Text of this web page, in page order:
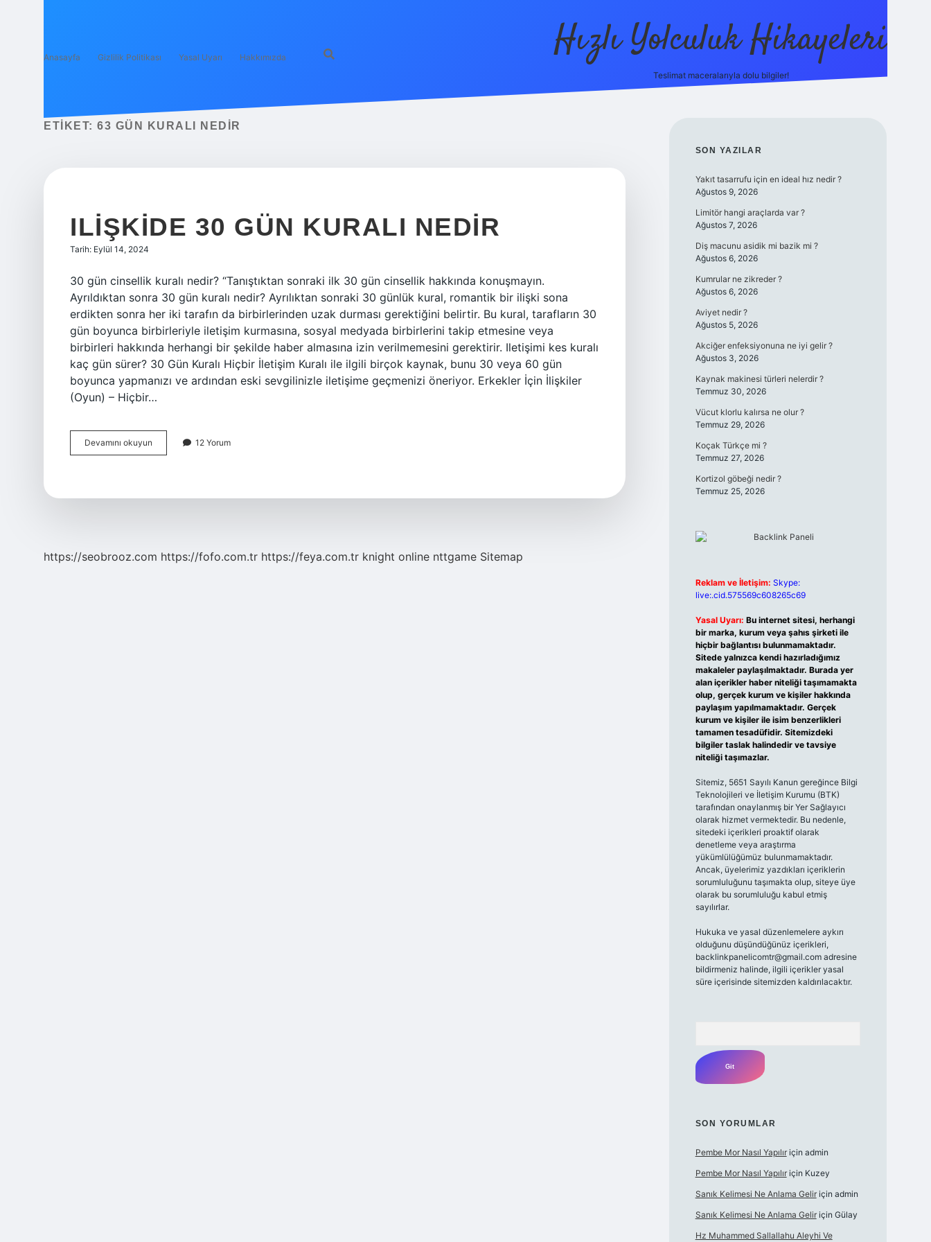
Anasayfa Gizlilik Politikası Yasal Uyarı Hakkımızda Hızlı Yolculuk Hikayeleri
Teslimat maceralarıyla dolu bilgiler!
ETIKET: 63 GÜN KURALI NEDIR
ILIŞKIDE 30 GÜN KURALI NEDIR
Tarih: Eylül 14, 2024
30 gün cinsellik kuralı nedir? “Tanıştıktan sonraki ilk 30 gün cinsellik hakkında konuşmayın.
Ayrıldıktan sonra 30 gün kuralı nedir? Ayrılıktan sonraki 30 günlük kural, romantik bir ilişki sona
erdikten sonra her iki tarafın da birbirlerinden uzak durması gerektiğini belirtir. Bu kural, tarafların 30
gün boyunca birbirleriyle iletişim kurmasına, sosyal medyada birbirlerini takip etmesine veya
birbirleri hakkında herhangi bir şekilde haber almasına izin verilmemesini gerektirir. Iletişimi kes kuralı
kaç gün sürer? 30 Gün Kuralı Hiçbir İletişim Kuralı ile ilgili birçok kaynak, bunu 30 veya 60 gün
boyunca yapmanızı ve ardından eski sevgilinizle iletişime geçmenizi öneriyor. Erkekler İçin İlişkiler
(Oyun) – Hiçbir…
Devamını okuyun
30
12 Yorum
https://seobrooz.com https://fofo.com.tr https://feya.com.tr knight online nttgame Sitemap
SIDEBAR
SON YAZILAR
Yakıt tasarrufu için en ideal hız nedir ?
Ağustos 9, 2026
Limitör hangi araçlarda var ?
Ağustos 7, 2026
Diş macunu asidik mi bazik mi ?
Ağustos 6, 2026
Kumrular ne zikreder ?
Ağustos 6, 2026
Aviyet nedir ?
Ağustos 5, 2026
Akciğer enfeksiyonuna ne iyi gelir ?
Ağustos 3, 2026
Kaynak makinesi türleri nelerdir ?
Temmuz 30, 2026
Vücut klorlu kalırsa ne olur ?
Temmuz 29, 2026
Koçak Türkçe mi ?
Temmuz 27, 2026
Kortizol göbeği nedir ?
Temmuz 25, 2026
Reklam ve İletişim: Skype:
live:.cid.575569c608265c69
Yasal Uyarı: Bu internet sitesi, herhangi
bir marka, kurum veya şahıs şirketi ile
hiçbir bağlantısı bulunmamaktadır.
Sitede yalnızca kendi hazırladığımız
makaleler paylaşılmaktadır. Burada yer
alan içerikler haber niteliği taşımamakta
olup, gerçek kurum ve kişiler hakkında
paylaşım yapılmamaktadır. Gerçek
kurum ve kişiler ile isim benzerlikleri
tamamen tesadüfidir. Sitemizdeki
bilgiler taslak halindedir ve tavsiye
niteliği taşımazlar.
Sitemiz, 5651 Sayılı Kanun gereğince Bilgi
Teknolojileri ve İletişim Kurumu (BTK)
tarafından onaylanmış bir Yer Sağlayıcı
olarak hizmet vermektedir. Bu nedenle,
sitedeki içerikleri proaktif olarak
denetleme veya araştırma
yükümlülüğümüz bulunmamaktadır.
Ancak, üyelerimiz yazdıkları içeriklerin
sorumluluğunu taşımakta olup, siteye üye
olarak bu sorumluluğu kabul etmiş
sayılırlar.
Hukuka ve yasal düzenlemelere aykırı
olduğunu düşündüğünüz içerikleri,
backlinkpanelicomtr@gmail.comadresine
bildirmeniz halinde, ilgili içerikler yasal
süre içerisinde sitemizden kaldırılacaktır.
SON YORUMLAR
Pembe Mor Nasıl Yapılıriçin admin
Pembe Mor Nasıl Yapılıriçin Kuzey
Sanık Kelimesi Ne Anlama Geliriçin admin
Sanık Kelimesi Ne Anlama Geliriçin Gülay
Hz Muhammed Sallallahu Aleyhi Ve